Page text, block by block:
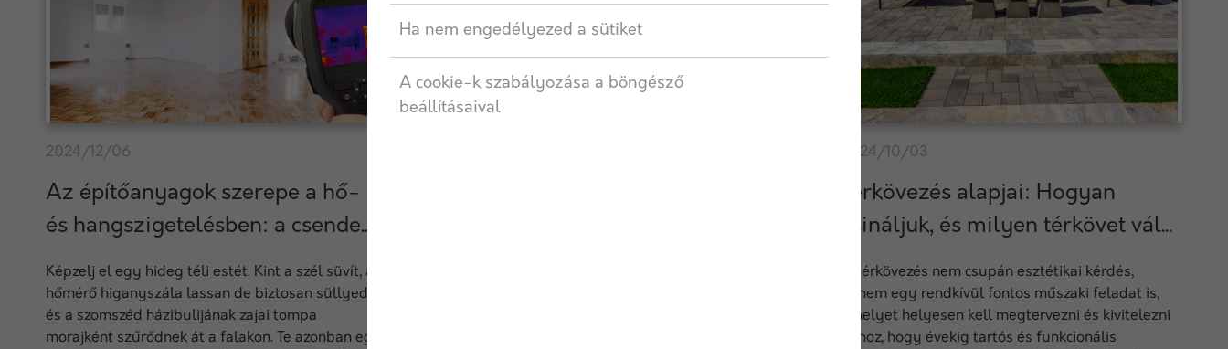
2024/12/06
Az építőanyagok szerepe a hő-
és hangszigetelésben: a csende...
Képzelj el egy hideg téli estét. Kint a szél süvít, a
hőmérő higanyszála lassan de biztosan süllyed,
és a szomszéd házibulijának zajai tompa
morajként szűrődnek át a falakon. Te azonban egy
2024/10/03
Térkövezés alapjai: Hogyan
csináljuk, és milyen térkövet vál...
A térkövezés nem csupán esztétikai kérdés,
hanem egy rendkívül fontos műszaki feladat is,
amelyet helyesen kell megtervezni és kivitelezni
ahhoz, hogy évekig tartós és funkcionális
Ha nem engedélyezed a sütiket
A cookie-k szabályozása a böngésző
beállításaival